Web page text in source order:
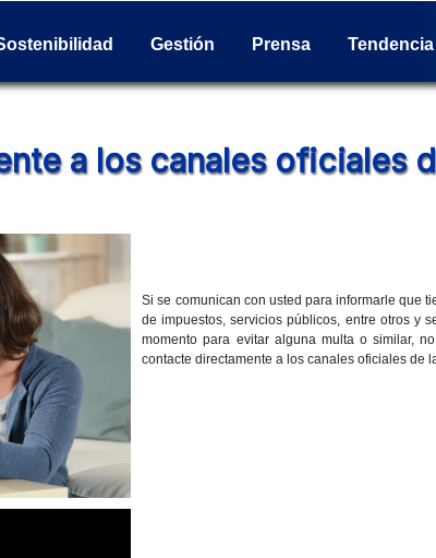
Gestión
Prensa
a los canales oficiales
Si se comunican con usted para informarle que
de impuestos, servicios públicos, entre otros y
momento para evitar alguna multa o similar,
contacte directamente a los canales oficiales de